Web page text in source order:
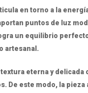
en torno a la
puntos de luz
un equilibrio
artesanal.
eterna y delicada
De este modo, la pieza